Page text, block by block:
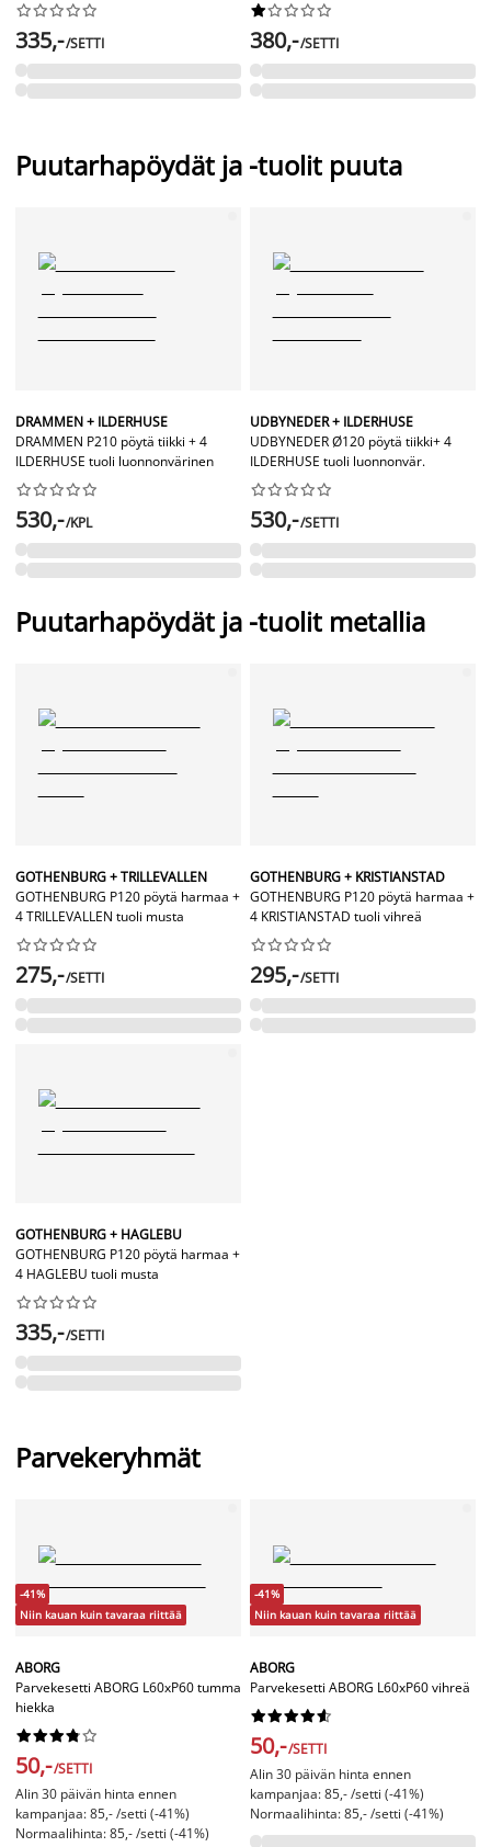






335,-/SETTI






380,-/SETTI
Puutarhapöydät ja -tuolit puuta
DRAMMEN + ILDERHUSE
DRAMMEN P210 pöytä tiikki + 4
ILDERHUSE tuoli luonnonvärinen






530,-/KPL
UDBYNEDER + ILDERHUSE
UDBYNEDER Ø120 pöytä tiikki+ 4
ILDERHUSE tuoli luonnonvär.






530,-/SETTI
Puutarhapöydät ja -tuolit metallia
GOTHENBURG + TRILLEVALLEN
GOTHENBURG P120 pöytä harmaa +
4 TRILLEVALLEN tuoli musta






275,-/SETTI
GOTHENBURG + KRISTIANSTAD
GOTHENBURG P120 pöytä harmaa +
4 KRISTIANSTAD tuoli vihreä






295,-/SETTI
GOTHENBURG + HAGLEBU
GOTHENBURG P120 pöytä harmaa +
4 HAGLEBU tuoli musta






335,-/SETTI
Parvekeryhmät
-41%
Niin kauan kuin tavaraa riittää
ABORG
Parvekesetti ABORG L60xP60 tumma
hiekka






50,-/SETTI
Alin 30 päivän hinta ennen
kampanjaa: 85,- /setti (-41%)
Normaalihinta: 85,- /setti (-41%)
-41%
Niin kauan kuin tavaraa riittää
ABORG
Parvekesetti ABORG L60xP60 vihreä






50,-/SETTI
Alin 30 päivän hinta ennen
kampanjaa: 85,- /setti (-41%)
Normaalihinta: 85,- /setti (-41%)